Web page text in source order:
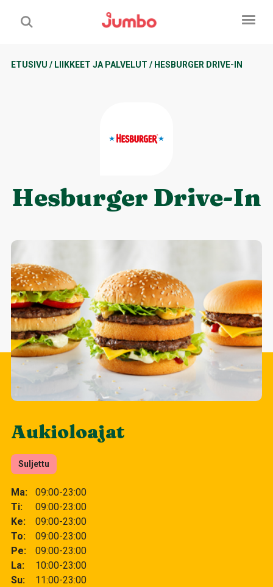
ETUSIVU / LIIKKEET JA PALVELUT / HESBURGER DRIVE-IN
Hesburger Drive-In
Aukioloajat
Suljettu
Ma
09:00-23:00
Ti
09:00-23:00
Ke
09:00-23:00
To
09:00-23:00
Pe
09:00-23:00
La
10:00-23:00
Su
11:00-23:00